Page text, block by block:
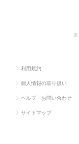
利用規約
個人情報の取り扱い
ヘルプ・お問い合わせ
サイトマップ